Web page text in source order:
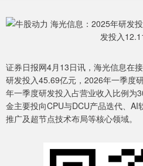
证券日报网4月13日讯，海光信息在
研发投入45.69亿元，2026年一季度
年一季度研发投入占营业收入比例为
金主要投向CPU与DCU产品迭代、AI
推广及超节点技术布局等核心领域。